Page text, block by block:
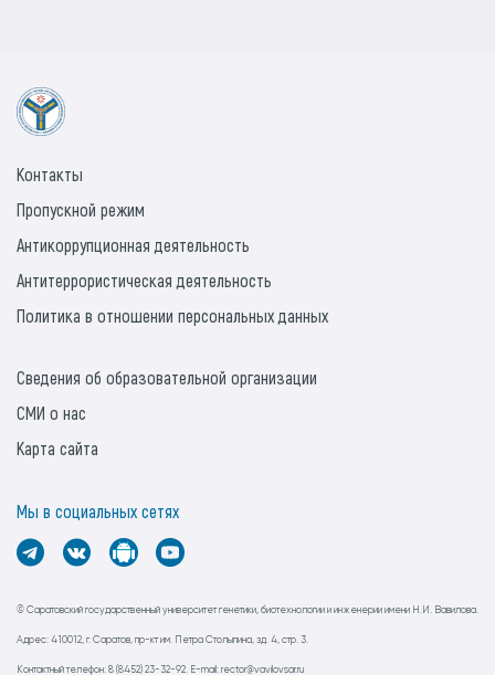
© Саратовский государственный университет генетики, биотехнологии и инженерии имени Н.И. Вавилова.
Адрес: 410012, г. Саратов, пр-кт им. Петра Столыпина, зд. 4, стр. 3.
Контактный телефон: 8 (8452) 23-32-92. E-mail: rector@vavilovsar.ru
Контакты
Пропускной режим
Антикоррупционная деятельность
Антитеррористическая деятельность
Политика в отношении персональных данных
Сведения об образовательной организации
СМИ о нас
Карта сайта
Мы в социальных сетях